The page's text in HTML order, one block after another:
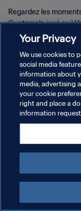
Regardez les
Guatemala joué au
septembre 2021
POLITIQUE DE
CONDITIONS
GÉRER VOS
Copyright © 1994 - 2026
Your Privacy
We use cookies to
social media
information about
media, advertising
your cookie
right and place a
information